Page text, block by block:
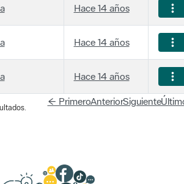
Hace 14 años
Hace 14 años
Siguiente